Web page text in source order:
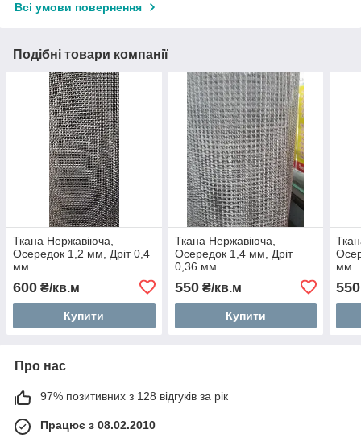
Всі умови повернення
Подібні товари компанії
Ткана Нержавіюча,
Осередок 1,2 мм, Дріт 0,4
мм.
600 ₴/кв.м
Купити
Ткана Нержавіюча,
Осередок 1,4 мм, Дріт
0,36 мм
550₴/кв.м
Купити
мм.
550
Про нас
97% позитивних з 128 відгуків за рік
Працює з 08.02.2010